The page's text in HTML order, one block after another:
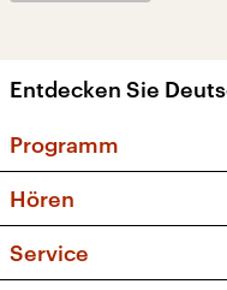
Entdecken Sie
Programm
Sendungen
Musikliste
Hören
Frequenzen
Service